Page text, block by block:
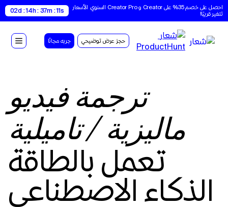
تتغير قريبًا!
02d : 14h : 37m : 10s
حجز عرض توضيحي جربه مجانًا
ترجمة فيديو
ماليزية / تاميلية
تعمل بالطاقة
الذكاء الاصطناعي